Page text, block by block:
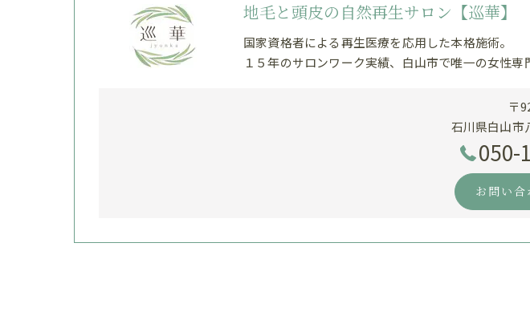
地毛と頭皮の自然再生サロン【巡華】
国家資格者による再生医療を応用した本格施術。
１５年のサロンワーク実績、白山市で唯一の女性専
〒
石川県白山市
050-
お問い合